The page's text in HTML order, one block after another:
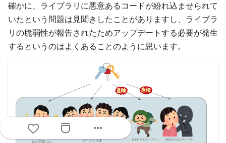
確かに、ライブラリに悪意あるコードが紛れ込ませられて
いたという問題は見聞きしたことがありますし、ライブラ
リの脆弱性が報告されたためアップデートする必要が発生
するというのはよくあることのように思います。
more_horiz